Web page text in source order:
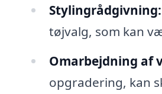
Stylingrådgivning:
tøjvalg, som kan
Omarbejdning af
opgradering, kan